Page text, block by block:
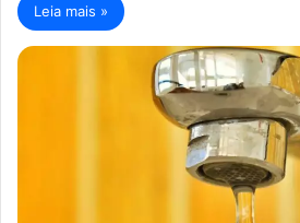
Leia mais »